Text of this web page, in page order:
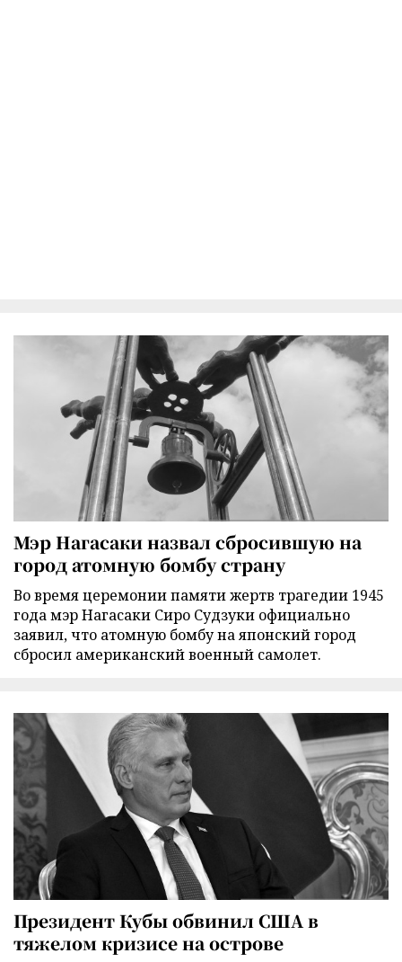
Мэр Нагасаки назвал сбросившую на
город атомную бомбу страну
Во время церемонии памяти жертв трагедии 1945
года мэр Нагасаки Сиро Судзуки официально
заявил, что атомную бомбу на японский город
сбросил американский военный самолет.
Президент Кубы обвинил США в
тяжелом кризисе на острове